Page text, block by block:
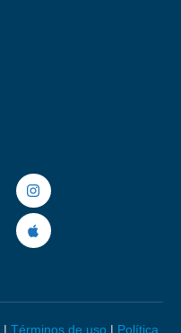
| Términos de uso | Política